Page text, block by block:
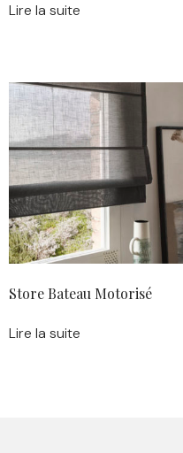
Lire la suite
Store Bateau Motorisé
Lire la suite